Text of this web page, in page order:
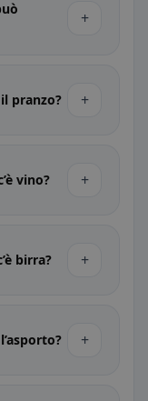
+
pranzo? +
vino? +
birra? +
+